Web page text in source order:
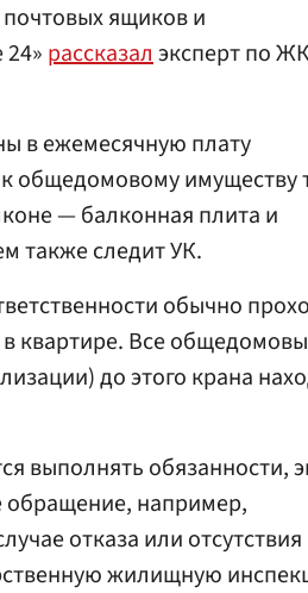
ящиков и
рассказалэксперт по
в ежемесячную плату
общедомовому имуществу
— балконная плита и
также следит УК.
обычно
квартире. Все
до этого крана
выполнять обязанности,
обращение, например,
отказа или отсутствия
жилищную